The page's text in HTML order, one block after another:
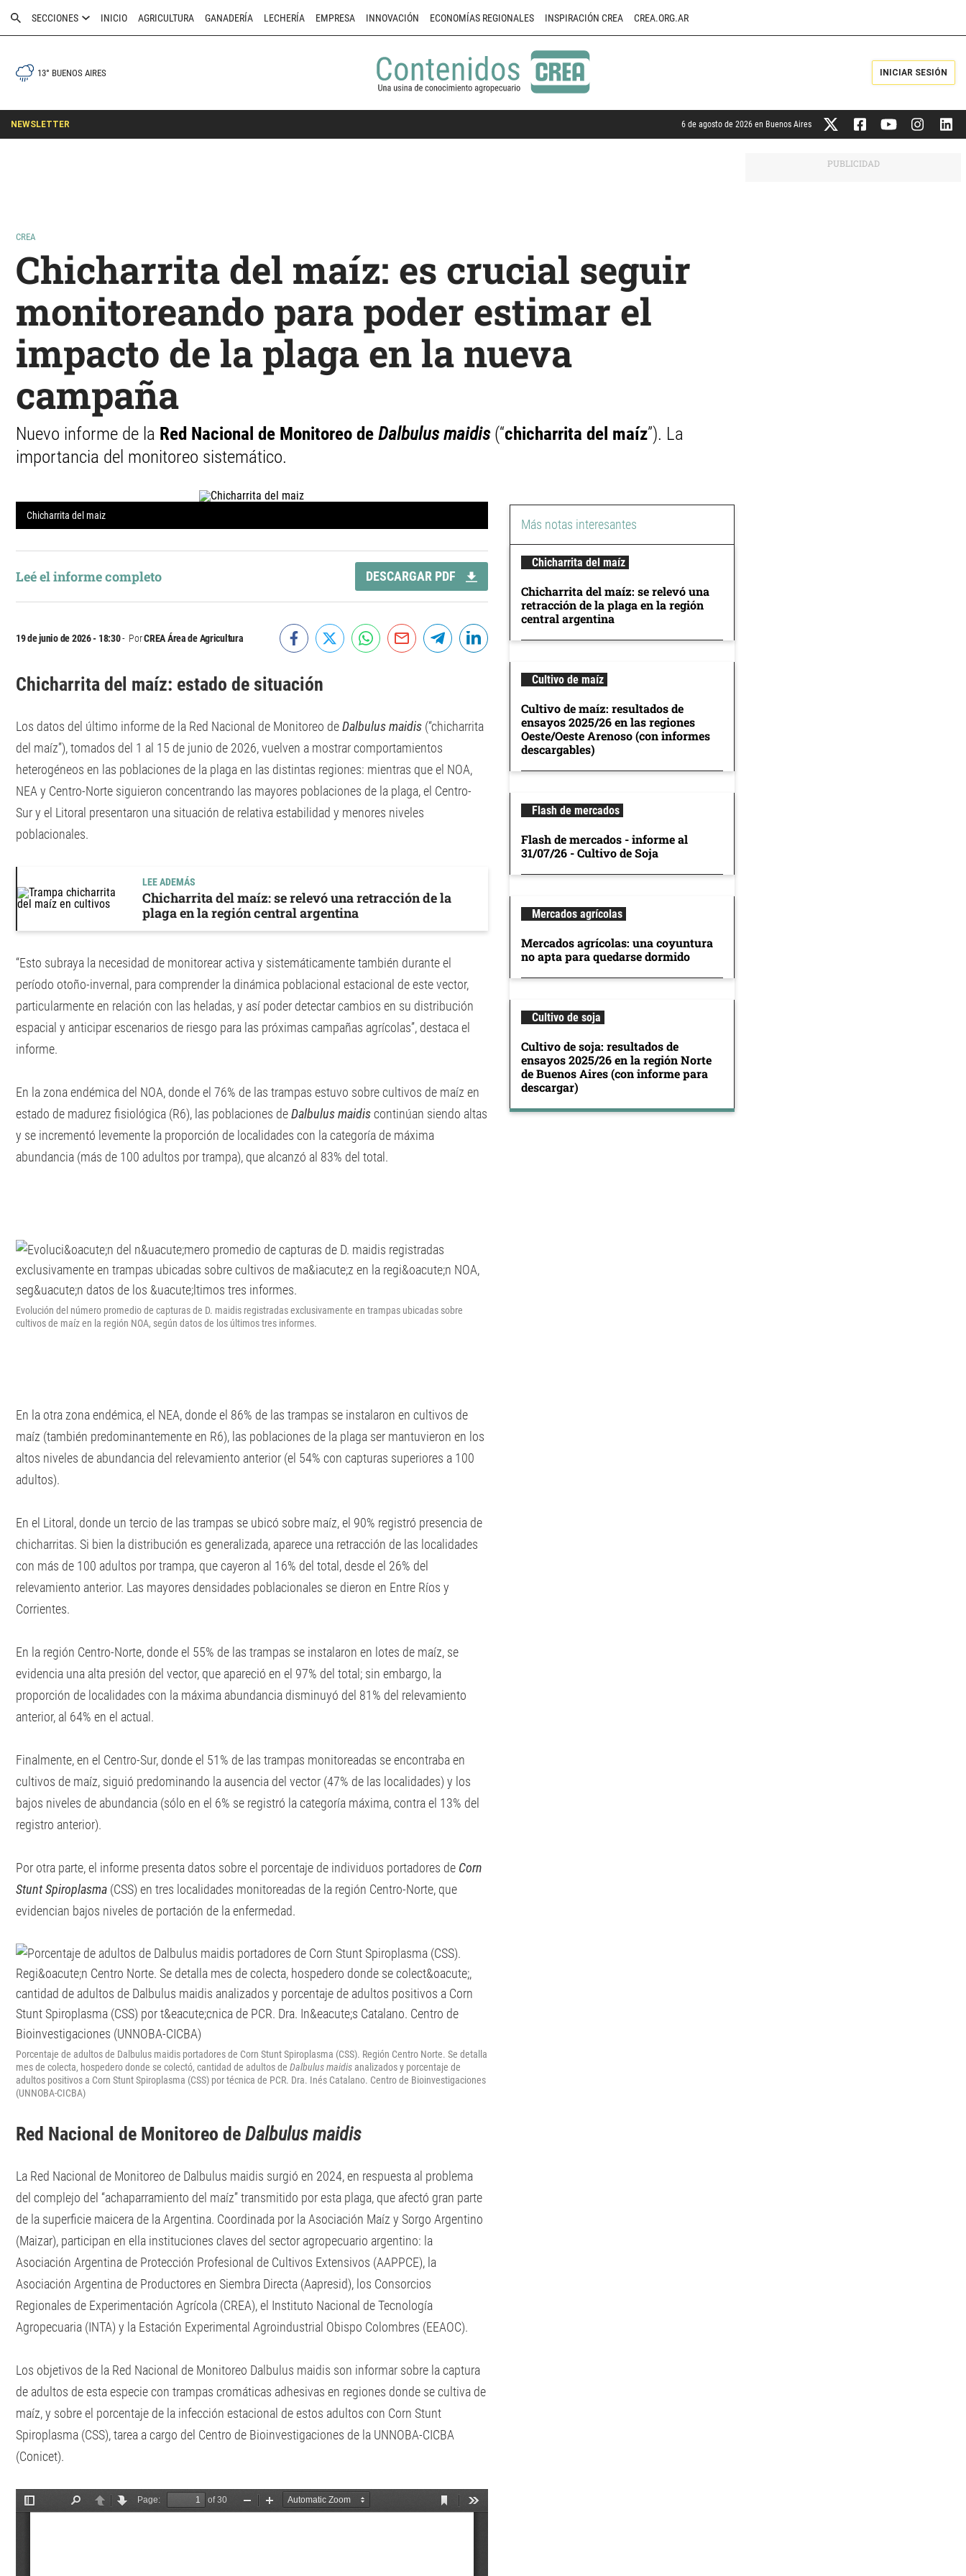
SECCIONES INICIO AGRICULTURA GANADERÍA LECHERÍA EMPRESA INNOVACIÓN ECONOMÍAS REGIONALES INSPIRACIÓN CREA CREA.ORG.AR
13° BUENOS AIRES INICIAR SESIÓN
NEWSLETTER 6 de agosto de 2026 en Buenos Aires
CREA
Chicharrita del maíz: es crucial seguir
monitoreando para poder estimar el
impacto de la plaga en la nueva
campaña
Nuevo informe de la Red Nacional de Monitoreo de Dalbulus maidis(“chicharrita del maíz”). La
importancia del monitoreo sistemático.
Chicharrita del maiz
Leé el informe completo DESCARGAR PDF
19 de junio de 2026 - 18:30 PorCREA Área de Agricultura
Chicharrita del maíz: estado de situación
Los datos del último informe de la Red Nacional de Monitoreo deDalbulus maidis (“chicharrita
del maíz”), tomados del 1 al 15 de junio de 2026, vuelven a mostrar comportamientos
heterogéneos en las poblaciones de la plaga en las distintas regiones: mientras que el NOA,
NEA y Centro-Norte siguieron concentrando las mayores poblaciones de la plaga, el Centro-
Sur y el Litoral presentaron una situación de relativa estabilidad y menores niveles
poblacionales.
LEE ADEMÁS
Chicharrita del maíz: se relevó una retracción de la
plaga en la región central argentina
“Esto subraya la necesidad de monitorear activa y sistemáticamente también durante el
período otoño-invernal, para comprender la dinámica poblacional estacional de este vector,
particularmente en relación con las heladas, y así poder detectar cambios en su distribución
espacial y anticipar escenarios de riesgo para las próximas campañas agrícolas”, destaca el
informe.
En la zona endémica del NOA, donde el 76% de las trampas estuvo sobre cultivos de maíz en
estado de madurez fisiológica (R6), las poblaciones deDalbulus maidiscontinúan siendo altas
y se incrementó levemente la proporción de localidades con la categoría de máxima
abundancia (más de 100 adultos por trampa), que alcanzó al 83% del total.
Evolución del número promedio de capturas de D. maidis registradas exclusivamente en trampas ubicadas sobre
cultivos de maíz en la región NOA, según datos de los últimos tres informes.
En la otra zona endémica, el NEA, donde el 86% de las trampas se instalaron en cultivos de
maíz (también predominantemente en R6), las poblaciones de la plaga ser mantuvieron en los
altos niveles de abundancia del relevamiento anterior (el 54% con capturas superiores a 100
adultos).
En el Litoral, donde un tercio de las trampas se ubicó sobre maíz, el 90% registró presencia de
chicharritas. Si bien la distribución es generalizada, aparece una retracción de las localidades
con más de 100 adultos por trampa, que cayeron al 16% del total, desde el 26% del
relevamiento anterior. Las mayores densidades poblacionales se dieron en Entre Ríos y
Corrientes.
En la región Centro-Norte, donde el 55% de las trampas se instalaron en lotes de maíz, se
evidencia una alta presión del vector, que apareció en el 97% del total; sin embargo, la
proporción de localidades con la máxima abundancia disminuyó del 81% del relevamiento
anterior, al 64% en el actual.
Finalmente, en el Centro-Sur, donde el 51% de las trampas monitoreadas se encontraba en
cultivos de maíz, siguió predominando la ausencia del vector (47% de las localidades) y los
bajos niveles de abundancia (sólo en el 6% se registró la categoría máxima, contra el 13% del
registro anterior).
Por otra parte, el informe presenta datos sobre el porcentaje de individuos portadores de Corn
Stunt Spiroplasma (CSS) en tres localidades monitoreadas de la región Centro-Norte, que
evidencian bajos niveles de portación de la enfermedad.
Porcentaje de adultos de Dalbulus maidis portadores de Corn Stunt Spiroplasma (CSS). Región Centro Norte. Se detalla
mes de colecta, hospedero donde se colectó, cantidad de adultos de Dalbulus maidis analizados y porcentaje de
adultos positivos a Corn Stunt Spiroplasma (CSS) por técnica de PCR. Dra. Inés Catalano. Centro de Bioinvestigaciones
(UNNOBA-CICBA)
Red Nacional de Monitoreo de Dalbulus maidis
La Red Nacional de Monitoreo de Dalbulus maidis surgió en 2024, en respuesta al problema
del complejo del “achaparramiento del maíz” transmitido por esta plaga, que afectó gran parte
de la superficie maicera de la Argentina. Coordinada por la Asociación Maíz y Sorgo Argentino
(Maizar), participan en ella instituciones claves del sector agropecuario argentino: la
Asociación Argentina de Protección Profesional de Cultivos Extensivos (AAPPCE), la
Asociación Argentina de Productores en Siembra Directa (Aapresid), los Consorcios
Regionales de Experimentación Agrícola (CREA), el Instituto Nacional de Tecnología
Agropecuaria (INTA) y la Estación Experimental Agroindustrial Obispo Colombres (EEAOC).
Los objetivos de la Red Nacional de Monitoreo Dalbulus maidis son informar sobre la captura
de adultos de esta especie con trampas cromáticas adhesivas en regiones donde se cultiva de
maíz, y sobre el porcentaje de la infección estacional de estos adultos con Corn Stunt
Spiroplasma (CSS), tarea a cargo del Centro de Bioinvestigaciones de la UNNOBA-CICBA
(Conicet).
Más notas interesantes
Chicharrita del maíz
Chicharrita del maíz: se relevó una
retracción de la plaga en la región
central argentina
Cultivo de maíz
Cultivo de maíz: resultados de
ensayos 2025/26 en las regiones
Oeste/Oeste Arenoso (con informes
descargables)
Flash de mercados
Flash de mercados - informe al
31/07/26 - Cultivo de Soja
Mercados agrícolas
Mercados agrícolas: una coyuntura
no apta para quedarse dormido
Cultivo de soja
Cultivo de soja: resultados de
ensayos 2025/26 en la región Norte
de Buenos Aires (con informe para
descargar)